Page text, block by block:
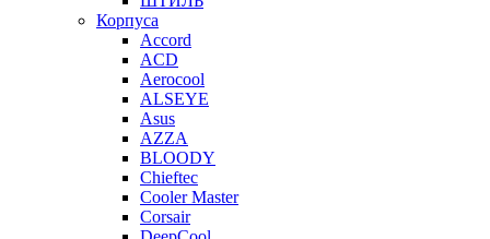
Корпуса
Accord
ACD
Aerocool
ALSEYE
Asus
AZZA
BLOODY
Chieftec
Cooler Master
Corsair